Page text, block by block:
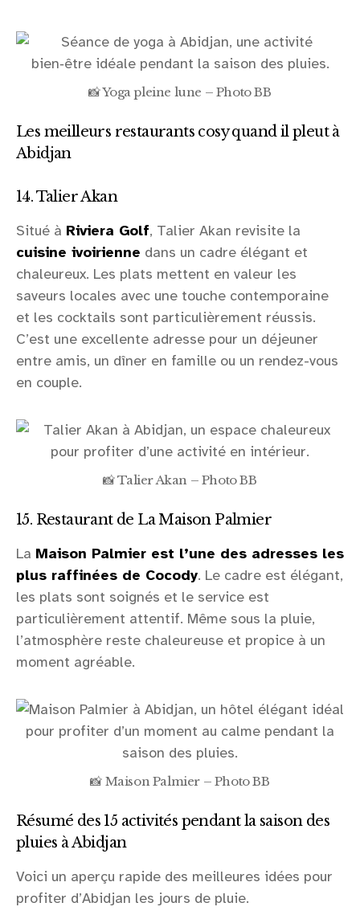
📸 Yoga pleine lune – Photo BB
Les meilleurs restaurants cosy quand il pleut à
Abidjan
14. Talier Akan
Situé à Riviera Golf, Talier Akan revisite la
cuisine ivoirienne dans un cadre élégant et
chaleureux. Les plats mettent en valeur les
saveurs locales avec une touche contemporaine
et les cocktails sont particulièrement réussis.
C’est une excellente adresse pour un déjeuner
entre amis, un dîner en famille ou un rendez-vous
en couple.
📸 Talier Akan – Photo BB
15. Restaurant de La Maison Palmier
La Maison Palmier est l’une des adresses les
plus raffinées de Cocody. Le cadre est élégant,
les plats sont soignés et le service est
particulièrement attentif. Même sous la pluie,
l’atmosphère reste chaleureuse et propice à un
moment agréable.
📸 Maison Palmier – Photo BB
Résumé des 15 activités pendant la saison des
pluies à Abidjan
Voici un aperçu rapide des meilleures idées pour
profiter d’Abidjan les jours de pluie.